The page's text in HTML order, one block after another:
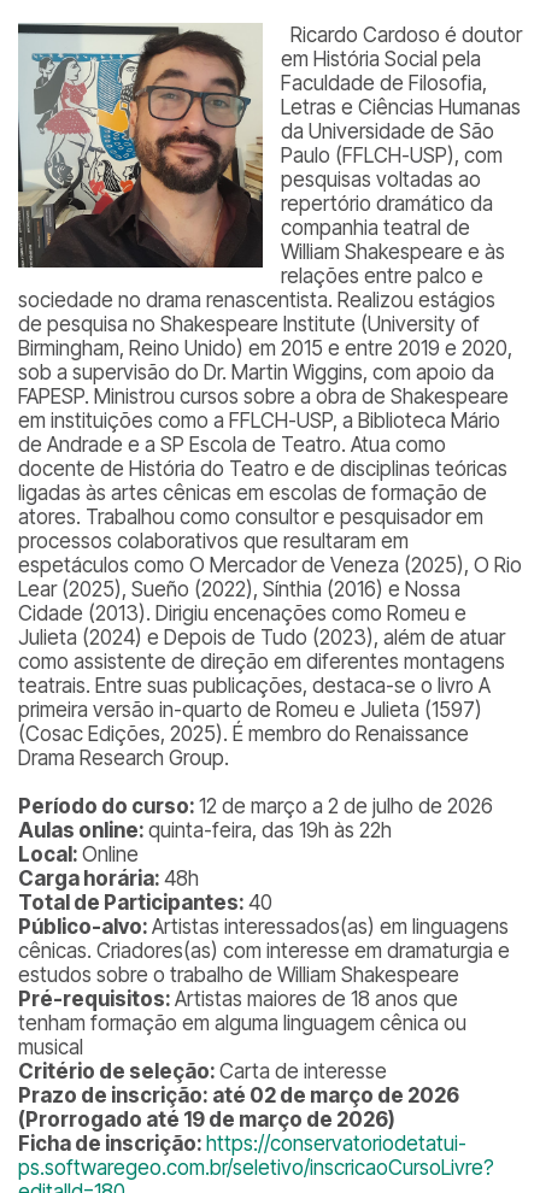
Ricardo Cardoso é doutor
em História Social pela
Faculdade de Filosofia,
Letras e Ciências Humanas
da Universidade de São
Paulo (FFLCH-USP), com
pesquisas voltadas ao
repertório dramático da
companhia teatral de
William Shakespeare e às
relações entre palco e
sociedade no drama renascentista. Realizou estágios
de pesquisa no Shakespeare Institute (University of
Birmingham, Reino Unido) em 2015 e entre 2019 e 2020,
sob a supervisão do Dr. Martin Wiggins, com apoio da
FAPESP. Ministrou cursos sobre a obra de Shakespeare
em instituições como a FFLCH-USP, a Biblioteca Mário
de Andrade e a SP Escola de Teatro. Atua como
docente de História do Teatro e de disciplinas teóricas
ligadas às artes cênicas em escolas de formação de
atores. Trabalhou como consultor e pesquisador em
processos colaborativos que resultaram em
espetáculos como O Mercador de Veneza (2025), O Rio
Lear(2025), Sueño (2022), Sínthia (2016) e Nossa
Cidade (2013). Dirigiu encenações como Romeu e
Julieta (2024) e Depois de Tudo (2023), além de atuar
como assistente de direção em diferentes montagens
teatrais. Entre suas publicações, destaca-se o livro A
primeira versão in-quarto de Romeu e Julieta (1597)
(Cosac Edições, 2025). É membro do Renaissance
Drama Research Group.
Período do curso: 12 de março a 2 de julho de 2026
Aulas online: quinta-feira, das 19h às 22h
Local: Online
Carga horária: 48h
Total de Participantes: 40
Público-alvo: Artistas interessados(as) em linguagens
cênicas. Criadores(as) com interesse em dramaturgia e
estudos sobre o trabalho de William Shakespeare
Pré-requisitos: Artistas maiores de 18 anos que
tenham formação em alguma linguagem cênica ou
musical
Critério de seleção: Carta de interesse
Prazo de inscrição: até 02 de março de 2026
(Prorrogado até 19 de março de 2026)
Ficha de inscrição: https://conservatoriodetatui-
ps.softwaregeo.com.br/seletivo/inscricaoCursoLivre?